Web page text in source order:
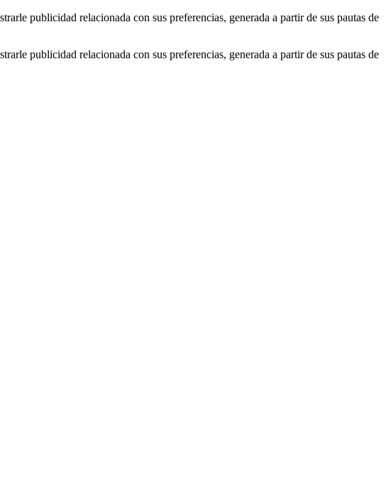
publicidad relacionada con sus preferencias, generada a partir de sus pautas de
publicidad relacionada con sus preferencias, generada a partir de sus pautas de